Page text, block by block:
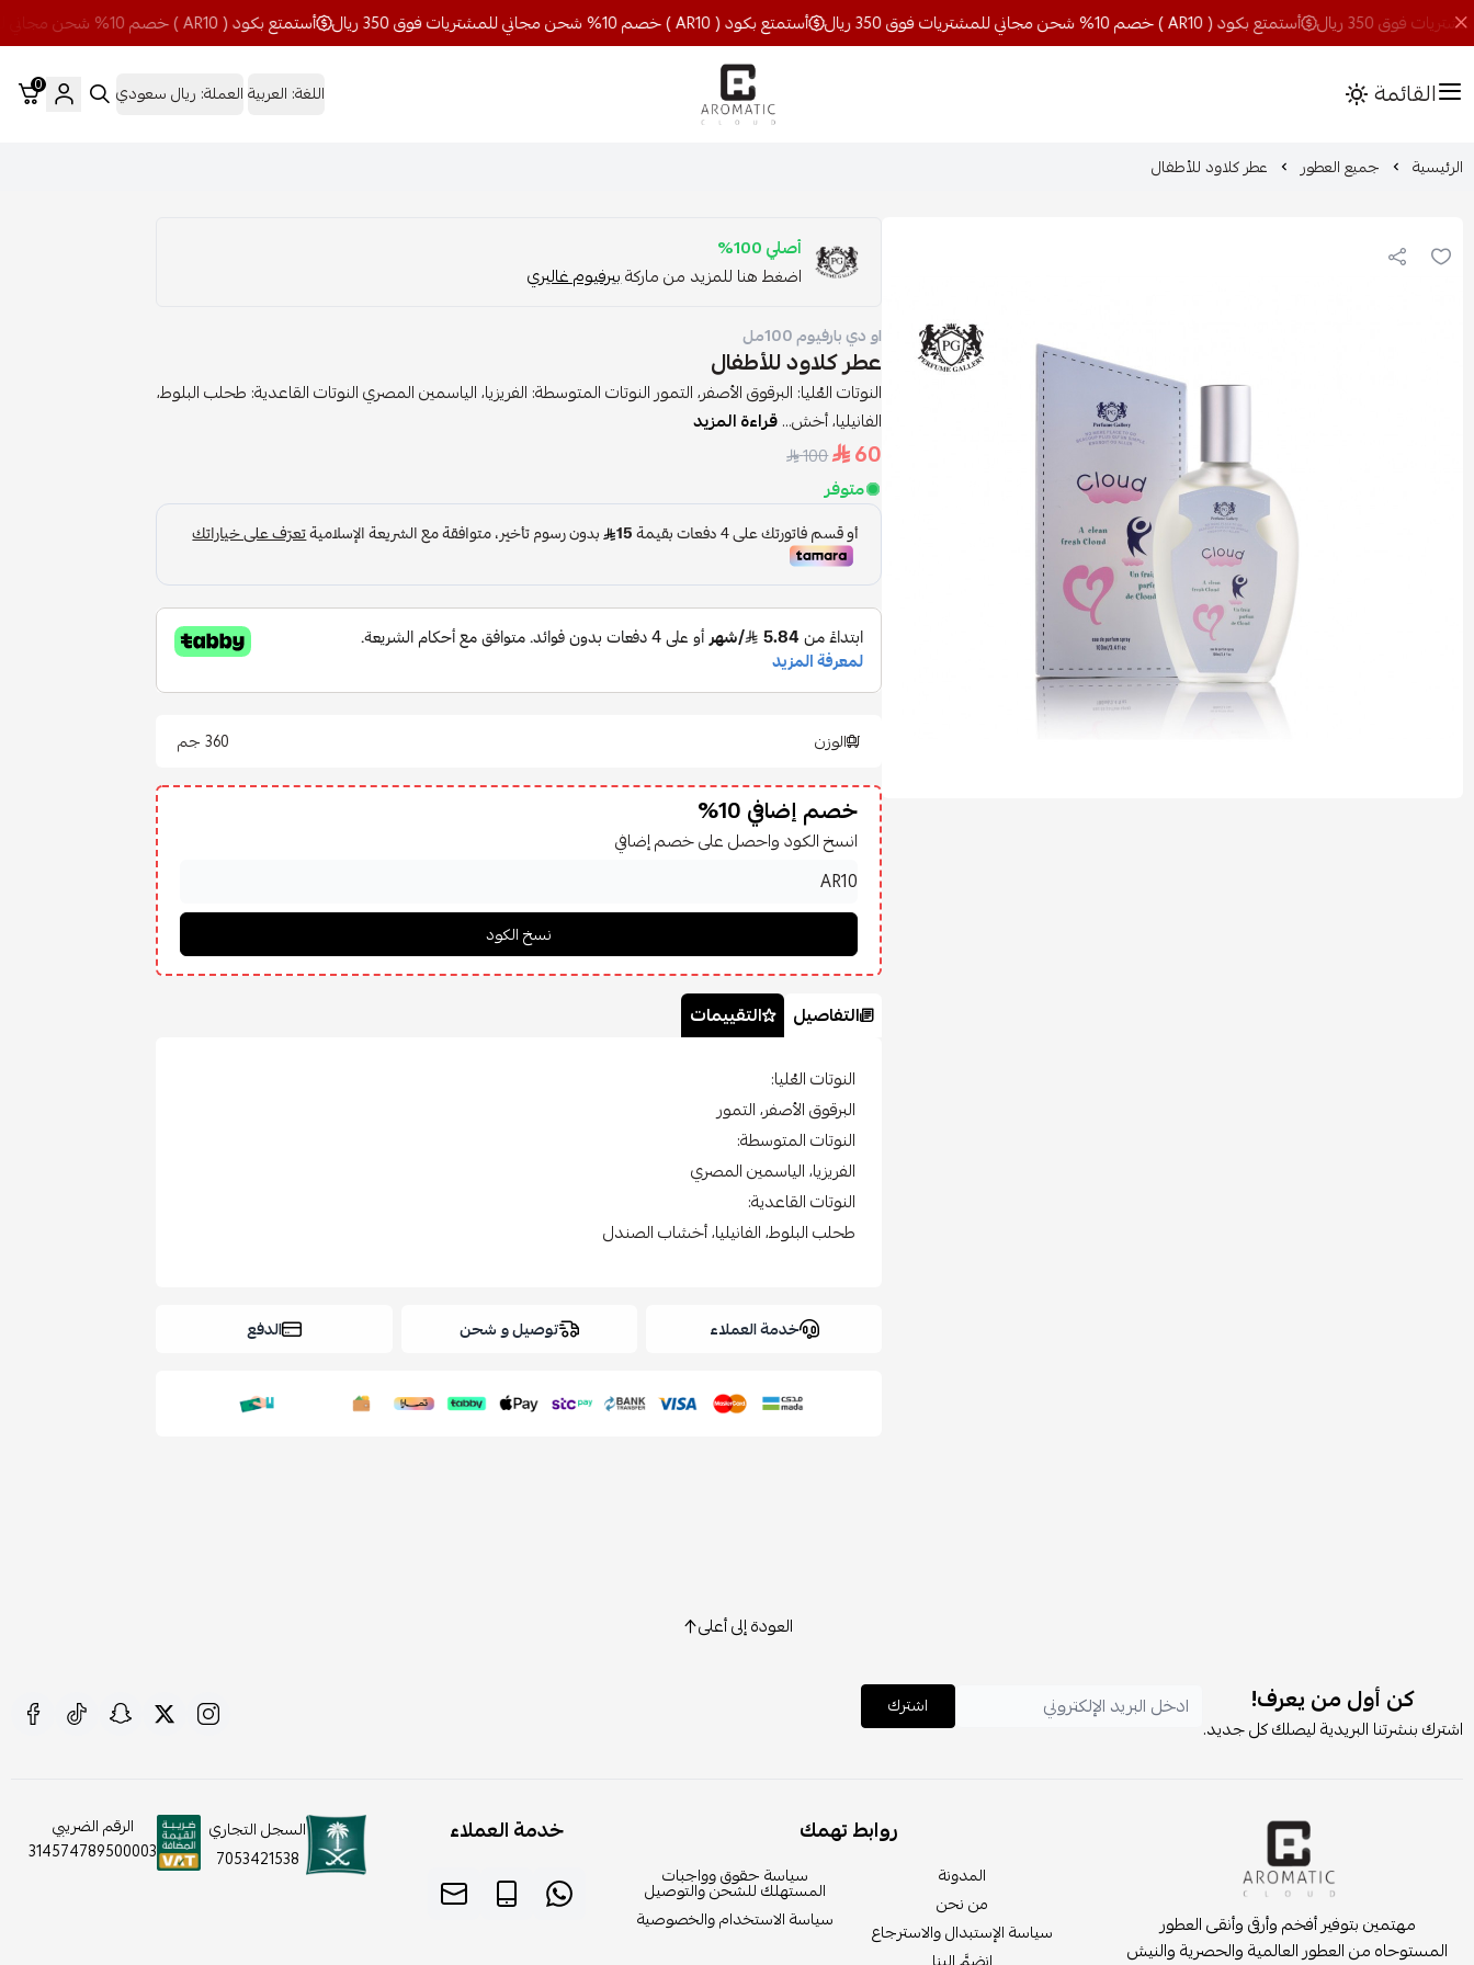
أستمتع بكود ( AR10 ) خصم 10% شحن مجاني للمشتريات فوق 350 ريال أستمتع بكود ( AR10 ) خصم 10% شحن مجاني للمشتريات فوق 350 ريال أستمتع بكود ( AR10 ) خصم 10% شحن مجاني للمشتريات فوق 350 ريال
القائمة اروماتيك كلاود اللغة: العربيةالعملة: ريال سعودي 0
الرئيسية جميع العطور عطر كلاود للأطفال
أصلي 100%
اضغط هنا للمزيد من ماركةبيرفيوم غاليري
او دي بارفيوم 100مل
عطر كلاود للأطفال
النوتات العُليا: البرقوق الأصفر، التمور النوتات المتوسطة: الفريزيا، الياسمين المصري النوتات القاعدية: طحلب البلوط،
الفانيليا، أخش...قراءة المزيد
60
100
متوفر
الوزن 360 جم
خصم إضافي 10%
انسخ الكود واحصل على خصم إضافي
التفاصيل التقييمات
النوتات العُليا:
البرقوق الأصفر، التمور
النوتات المتوسطة:
الفريزيا، الياسمين المصري
النوتات القاعدية:
طحلب البلوط، الفانيليا، أخشاب الصندل
خدمة العملاء توصيل و شحن الدفع
العودة إلى أعلى
كن أول من يعرف!
اشترك بنشرتنا البريدية ليصلك كل جديد.
اشترك
مهتمين بتوفير أفخم وأرقى وأنقى العطور
المستوحاه من العطور العالمية والحصرية والنيش
روابط تهمك
المدونة
من نحن
سياسة الإستبدال والاسترجاع
سياسة حقوق وواجبات
المستهلك للشحن والتوصيل
سياسة الاستخدام والخصوصية
خدمة العملاء
السجل التجاري
7053421538
الرقم الضريبي
314574789500003